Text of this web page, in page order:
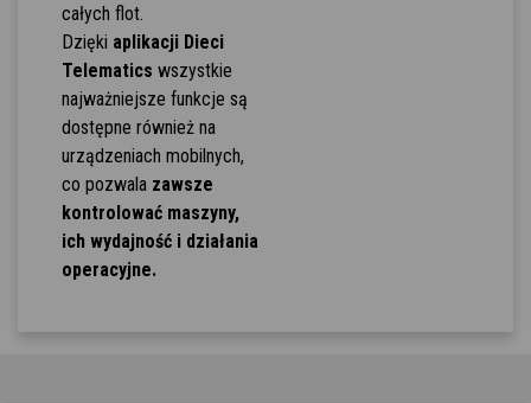
całych flot.
Dzięki aplikacji Dieci
Telematics wszystkie
najważniejsze funkcje są
dostępne również na
urządzeniach mobilnych,
co pozwala zawsze
kontrolować maszyny,
ich wydajność i działania
operacyjne.